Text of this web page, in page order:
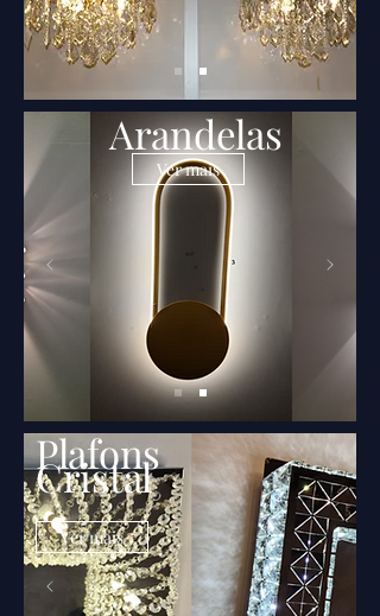
Arandelas
Ver mais
Plafons
Cristal
Ver mais